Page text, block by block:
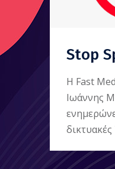
Stop
Η Fast
Ιωάννης